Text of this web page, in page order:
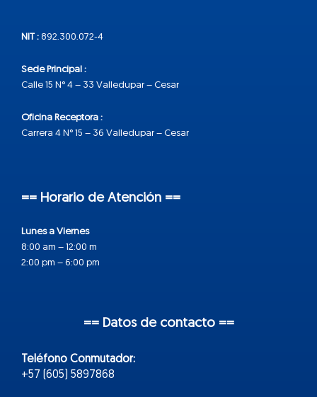
NIT : 892.300.072-4
Sede Principal :
Calle 15 N° 4 – 33 Valledupar – Cesar
Oficina Receptora :
Carrera 4 N° 15 – 36 Valledupar – Cesar
== Horario de Atención ==
Lunes a Viernes
8:00 am – 12:00 m
2:00 pm – 6:00 pm
== Datos de contacto ==
Teléfono Conmutador:
+57 (605) 5897868